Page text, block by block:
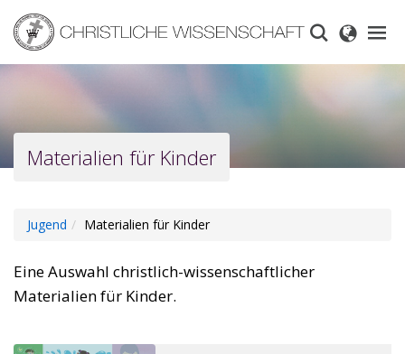
main
content
Materialien für Kinder
Jugend Materialien für Kinder
Eine Auswahl christlich-wissenschaftlicher
Materialien für Kinder.